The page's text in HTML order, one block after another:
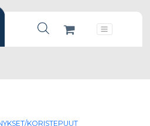
Products search
KORISTEPUUT